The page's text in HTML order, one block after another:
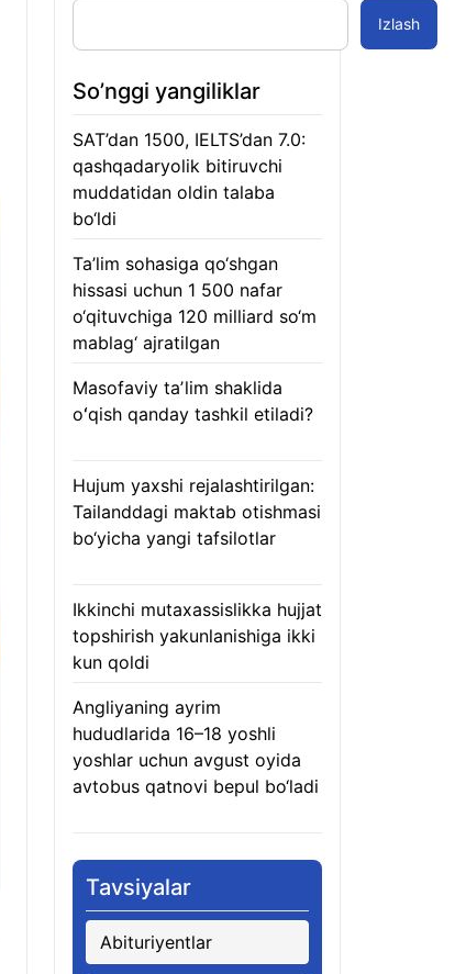
Izlash
So’nggi yangiliklar
SAT’dan 1500, IELTS’dan 7.0:
qashqadaryolik bitiruvchi
muddatidan oldin talaba
bo‘ldi
Ta’lim sohasiga qo‘shgan
hissasi uchun 1 500 nafar
o‘qituvchiga 120 milliard so‘m
mablag‘ ajratilgan
Masofaviy taʼlim shaklida
oʻqish qanday tashkil etiladi?
Hujum yaxshi rejalashtirilgan:
Tailanddagi maktab otishmasi
bo‘yicha yangi tafsilotlar
Ikkinchi mutaxassislikka hujjat
topshirish yakunlanishiga ikki
kun qoldi
Angliyaning ayrim
hududlarida 16–18 yoshli
yoshlar uchun avgust oyida
avtobus qatnovi bepul bo‘ladi
Tavsiyalar
Abituriyentlar